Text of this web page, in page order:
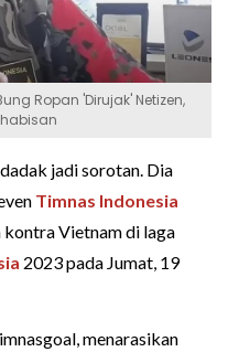
Ropan 'Dirujak' Netizen,
jadi sorotan. Dia
Timnas Indonesia
Vietnam di laga
2023 pada Jumat, 19
menarasikan